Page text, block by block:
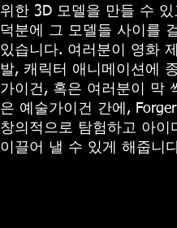
위한 3D 모델을 만들 수
덕분에 그 모델들 사이를
있습니다. 여러분이 영화
발, 캐릭터 애니메이션에
가이건, 혹은 여러분이 막
은 예술가이건 간에, Forger
창의적으로 탐험하고 아이
이끌어 낼 수 있게 해줍니